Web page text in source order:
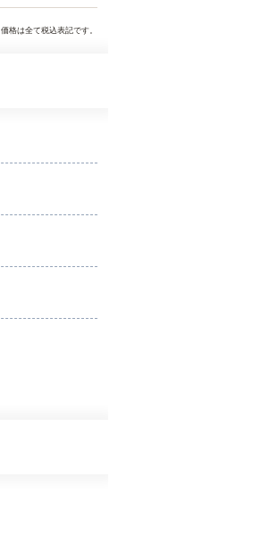
価格は全て税込表記です。